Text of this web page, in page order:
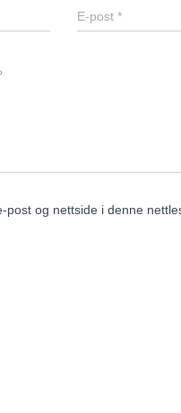
E-post*
post og nettside i denne